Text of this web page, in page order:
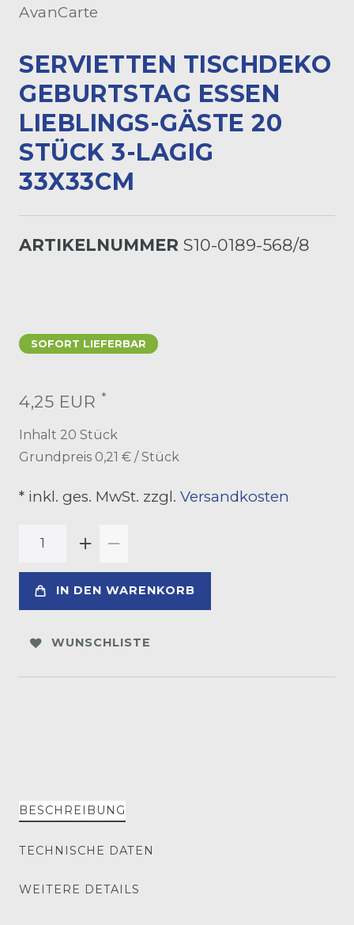
AvanCarte
SERVIETTEN TISCHDEKO
GEBURTSTAG ESSEN
LIEBLINGS-GÄSTE 20
STÜCK 3-LAGIG
33X33CM
ARTIKELNUMMER S10-0189-568/8
SOFORT LIEFERBAR
4,25 EUR *
Inhalt 20 Stück
Grundpreis 0,21 € / Stück
* inkl. ges. MwSt. zzgl. Versandkosten
IN DEN WARENKORB
WUNSCHLISTE
BESCHREIBUNG
TECHNISCHE DATEN
WEITERE DETAILS